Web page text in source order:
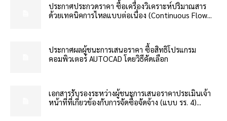
ประกาศประกวดราคา ซื้อเครื่องวิเคราะห์ปริมาณสาร
ด้วยเทคนิคการไหลแบบต่อเนื่อง (Continuous Flow...
ประกาศผลผู้ชนะการเสนอราคา ซื้อสิทธิโปรแกรม
คอมพิวเตอร์ AUTOCAD โดยวิธีคัดเลือก
เอกสารรับรองระหว่างผู้ชนะการเสนอราคาประเมินเจ้า
หน้าที่ที่เกี่ยวข้องกับการจัดซื้อจัดจ้าง (แบบ รร. 4)...